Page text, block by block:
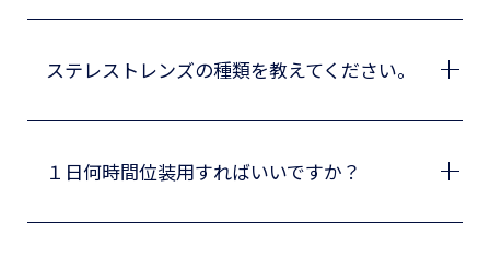
ステレストレンズの種類を教えてください。
１日何時間位装用すればいいですか？